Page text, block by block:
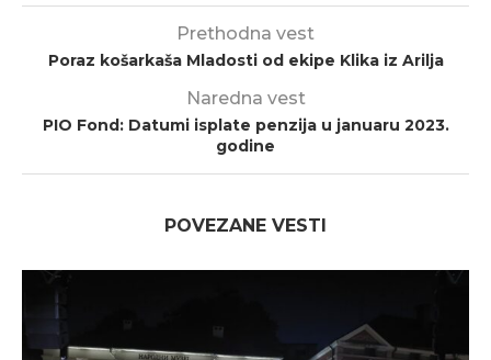
Prethodna vest
Poraz košarkaša Mladosti od ekipe Klika iz Arilja
Naredna vest
PIO Fond: Datumi isplate penzija u januaru 2023.
godine
POVEZANE VESTI